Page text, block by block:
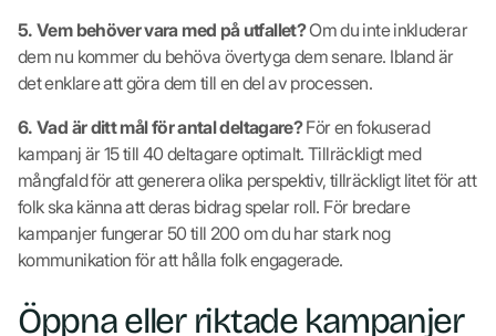
5. Vem behöver vara med på utfallet?Om du inte inkluderar
dem nu kommer du behöva övertyga dem senare. Ibland är
det enklare att göra dem till en del av processen.
6. Vad är ditt mål för antal deltagare?För en fokuserad
kampanj är 15 till 40 deltagare optimalt. Tillräckligt med
mångfald för att generera olika perspektiv, tillräckligt litet för att
folk ska känna att deras bidrag spelar roll. För bredare
kampanjer fungerar 50 till 200 om du har stark nog
kommunikation för att hålla folk engagerade.
Öppna eller riktade kampanjer